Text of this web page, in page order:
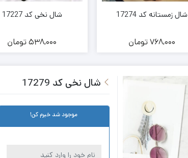
شال زمستانه کد 17274
768,000تومان
شال نخی کد 17227
538,000تومان
شال نخی کد 17279
موجود شد خبرم کن!